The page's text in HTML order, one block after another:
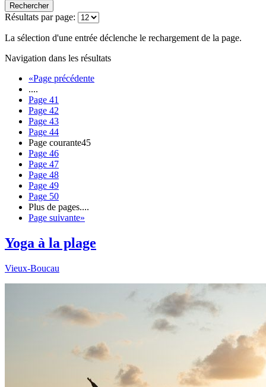
Rechercher
Résultats par page:
La sélection d'une entrée déclenche le rechargement de la page.
Navigation dans les résultats
«Page précédente
....
Page 41
Page 42
Page 43
Page 44
Page courante45
Page 46
Page 47
Page 48
Page 49
Page 50
Plus de pages....
Page suivante»
Yoga à la plage
Vieux-Boucau